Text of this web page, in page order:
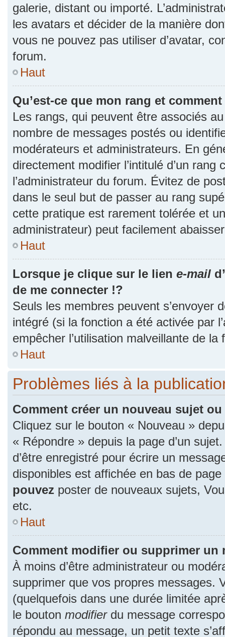
galerie, distant ou importé.
les avatars et décider de la manière
vous ne pouvez pas utiliser d’avatar,
forum.
Haut
Qu’est-ce que mon rang et
Les rangs, qui peuvent être associés
nombre de messages postés ou
modérateurs et administrateurs. En
directement modifier l’intitulé d’un
l’administrateur du forum. Évitez de
dans le seul but de passer au rang
cette pratique est rarement tolérée et
administrateur) peut facilement
Haut
Lorsque je clique sur le lien e-mail
de me connecter !?
Seuls les membres peuvent s’envoyer
intégré (si la fonction a été activée par
empêcher l’utilisation malveillante de
Haut
Problèmes liés à la
Comment créer un nouveau sujet
Cliquez sur le bouton « Nouveau »
« Répondre » depuis la page d’un
d’être enregistré pour écrire un
disponibles est affichée en bas de
pouvez poster de nouveaux sujets,
etc.
Haut
Comment modifier ou supprimer un
À moins d’être administrateur ou
supprimer que vos propres messages.
(quelquefois dans une durée limitée
le bouton modifierdu message
répondu au message, un petit texte